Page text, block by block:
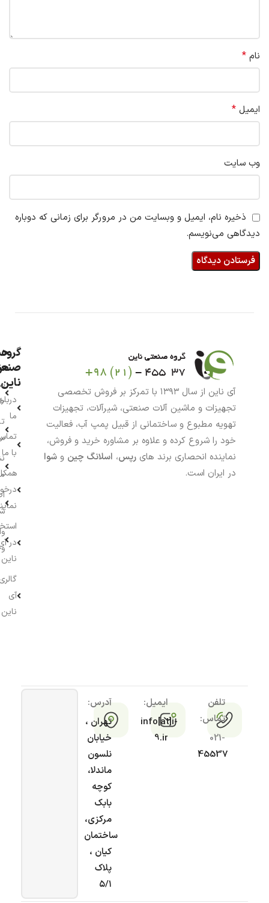
نام *
ایمیل *
وب‌ سایت
ذخیره نام، ایمیل و وبسایت من در مرورگر برای زمانی که دوباره
دیدگاهی می‌نویسم.
آی ناین از سال ۱۳۹۳ با تمرکز بر فروش تخصصی
تجهیزات و ماشین آلات صنعتی، شیرآلات، تجهیزات
تهویه مطبوع و ساختمانی از قبیل پمپ آب، فعالیت
خود را شروع کرده و علاوه بر مشاوره خرید و فروش،
نماینده انحصاری برند های رپس، اسلانگ چین و شوا
در ایران است.
گروه
ناین
ما
با ما
در
ناین
آی
ناین
تلفن
تماس:
021-
45537
ایمیل:
info[at]i-
9.ir
آدرس:
تهران ،
خیابان
نلسون
ماندلا،
کوچه
بابک
مرکزی،
ساختمان
کیان ،
پلاک
۵/۱